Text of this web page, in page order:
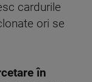
cardurile
ori se
în